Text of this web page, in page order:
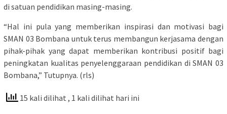
di satuan pendidikan masing-masing.
“Hal ini pula yang memberikan inspirasi dan motivasi bagi
SMAN 03 Bombana untuk terus membangun kerjasama dengan
pihak-pihak yang dapat memberikan kontribusi positif bagi
peningkatan kualitas penyelenggaraan pendidikan di SMAN 03
Bombana,” Tutupnya. (rls)
15 kali dilihat , 1 kali dilihat hari ini